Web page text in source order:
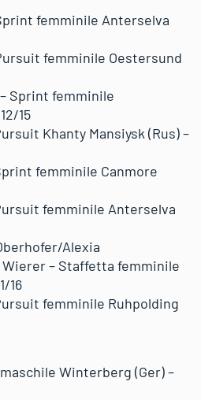
femminile Anterselva
femminile Oestersund
Sprint femminile
15
Khanty Mansiysk (Rus) –
femminile Canmore
femminile Anterselva
Alexia
– Staffetta femminile
16
femminile Ruhpolding
Winterberg (Ger) –